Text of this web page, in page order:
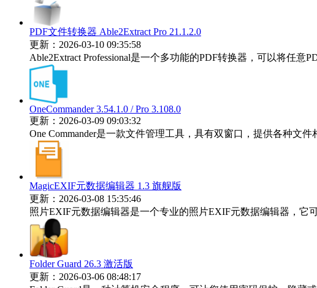
PDF文件转换器 Able2Extract Pro 21.1.2.0
更新：2026-03-10 09:35:58
Able2Extract Professional是一个多功能的PDF转换器，可以将任意
OneCommander 3.54.1.0 / Pro 3.108.0
更新：2026-03-09 09:03:32
One Commander是一款文件管理工具，具有双窗口，提供各种文
MagicEXIF元数据编辑器 1.3 旗舰版
更新：2026-03-08 15:35:46
照片EXIF元数据编辑器是一个专业的照片EXIF元数据编辑器，它
Folder Guard 26.3 激活版
更新：2026-03-06 08:48:17